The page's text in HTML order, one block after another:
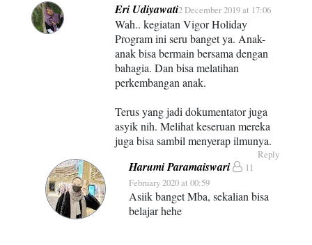
Eri Udiyawati2 December 2019 at 17:06
Wah.. kegiatan Vigor Holiday
Program ini seru banget ya. Anak-
anak bisa bermain bersama dengan
bahagia. Dan bisa melatihan
perkembangan anak.
Terus yang jadi dokumentator juga
asyik nih. Melihat keseruan mereka
juga bisa sambil menyerap ilmunya.
Reply
Harumi Paramaiswari
11
February 2020 at 00:59
Asiik banget Mba, sekalian bisa
belajar hehe